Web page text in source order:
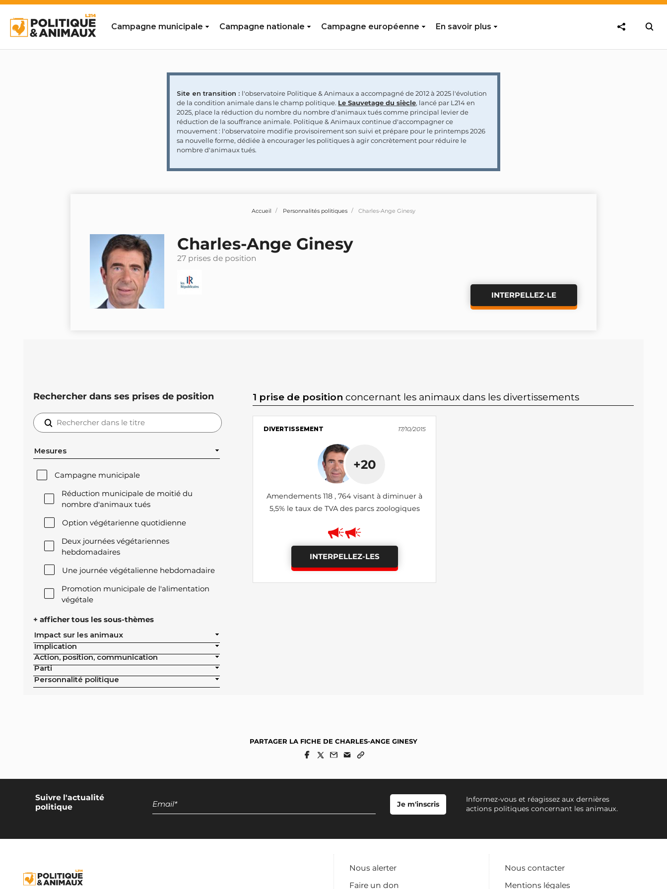
Campagne municipale Campagne nationale Campagne européenne En savoir plus
Site en transition : l'observatoire Politique & Animaux a accompagné de 2012 à 2025 l'évolution
de la condition animale dans le champ politique. Le Sauvetage du siècle, lancé par L214 en
2025, place la réduction du nombre du nombre d'animaux tués comme principal levier de
réduction de la souffrance animale. Politique & Animaux continue d'accompagner ce
mouvement : l'observatoire modifie provisoirement son suivi et prépare pour le printemps 2026
sa nouvelle forme, dédiée à encourager les politiques à agir concrètement pour réduire le
nombre d'animaux tués.
Accueil Personnalités politiques Charles-Ange Ginesy
Charles-Ange Ginesy
27 prises de position
INTERPELLEZ-LE
Rechercher dans ses prises de position
Mesures
Campagne municipale
Réduction municipale de moitié du
nombre d'animaux tués
Option végétarienne quotidienne
Deux journées végétariennes
hebdomadaires
Une journée végétalienne hebdomadaire
Promotion municipale de l'alimentation
végétale
Offre végétale lors des réceptions
Exclusion de l'élevage intensif des achats
publics de la ville
Exclusion de la pisciculture des achats
publics de la ville
piscicoles
Mesures miroirs sur les produits d’origine
Interdiction des navires de pêche de plus
Interdiction nationale des élevages
d’insectes
+ afficher tous les sous-thèmes
Impact sur les animaux
Implication
Action, position, communication
Parti
Personnalité politique
1 prise de position concernant les animaux dans les divertissements
DIVERTISSEMENT 17/10/2015
+20
Amendements 118 , 764 visant à diminuer à
5,5% le taux de TVA des parcs zoologiques
INTERPELLEZ-LES
PARTAGER LA FICHE DE CHARLES-ANGE GINESY
Suivre l'actualité
politique
Informez-vous et réagissez aux dernières
actions politiques concernant les animaux.
Nous alerter
Faire un don
Nous contacter
Mentions légales